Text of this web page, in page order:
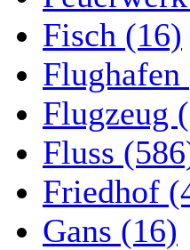
Fisch (16)
Flughafen
Flugzeug
Fluss
Friedhof
Gans (16)